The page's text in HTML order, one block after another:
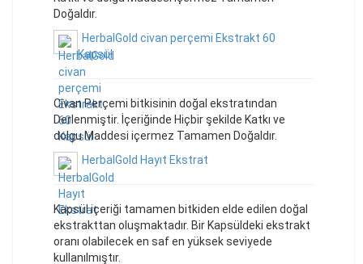
Doğaldır.
HerbalGold civan perçemi Ekstrakt 60
Kapsül
Civan Perçemi bitkisinin doğal ekstratından
Derlenmiştir. İçeriğinde Hiçbir şekilde Katkı ve
dolgu Maddesi içermez Tamamen Doğaldır.
HerbalGold Hayıt Ekstrat
Kapsül içeriği tamamen bitkiden elde edilen doğal
ekstrakttan oluşmaktadır. Bir Kapsüldeki ekstrakt
oranı olabilecek en saf en yüksek seviyede
kullanılmıştır.